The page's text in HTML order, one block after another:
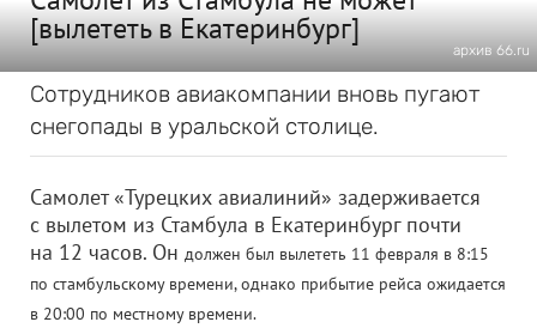
[вылететь в Екатеринбург]
архив 66.ru
Сотрудников авиакомпании вновь пугают
снегопады в уральской столице.
Самолет «Турецких авиалиний» задерживается
с вылетом из Стамбула в Екатеринбург почти
на 12 часов. Он должен был вылететь 11 февраля в 8:15
по стамбульскому времени, однако прибытие рейса ожидается
в 20:00 по местному времени.